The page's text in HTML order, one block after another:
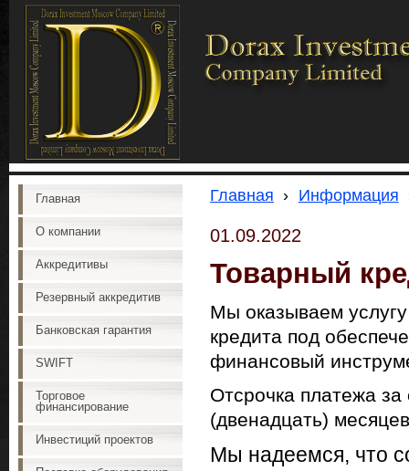
Главная
О компании
Аккредитивы
Резервный аккредитив
Банковская гарантия
SWIFT
Торговое
финансирование
Инвестиций проектов
Главная › Информация
01.09.2022
Товарный
Мы оказываем
кредита под
финансовый
Отсрочка платежа
(двенадцать)
Мы надеемся, что